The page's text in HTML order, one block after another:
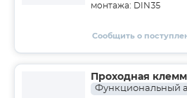
монтажа: DIN35
Сообщить о
Проходная
Функциональный